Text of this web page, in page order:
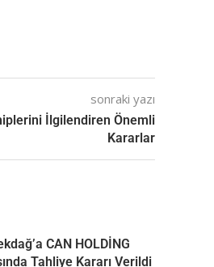
sonraki yazı
İlgilendiren Önemli
Kararlar
CAN HOLDİNG
Tahliye Kararı Verildi